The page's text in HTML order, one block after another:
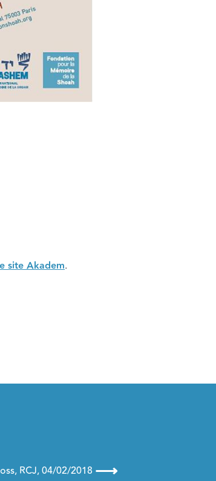
site Akadem.
RCJ, 04/02/2018 ⟶